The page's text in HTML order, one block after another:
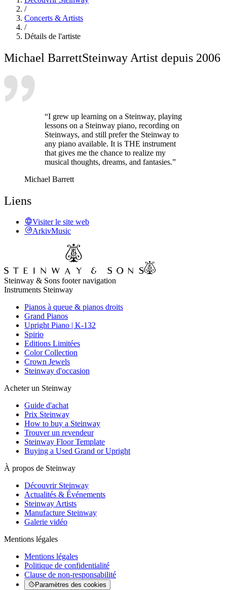
/
Concerts & Artists
/
Détails de l'artiste
Michael BarrettSteinway Artist depuis 2006
“I grew up learning on a Steinway, playing
lessons on a Steinway piano, recording on
Steinways, and still prefer the Steinway to
any piano available. It is THE instrument
that gives me the chance to realize my
musical thoughts, dreams, and fantasies.”
Michael Barrett
Liens
Visiter le site web
ArkivMusic
Steinway & Sons footer navigation
Instruments Steinway
Pianos à queue & pianos droits
Grand Pianos
Upright Piano | K-132
Spirio
Editions Limitées
Color Collection
Crown Jewels
Steinway d'occasion
Acheter un Steinway
Guide d'achat
Prix Steinway
How to buy a Steinway
Trouver un revendeur
Steinway Floor Template
Buying a Used Grand or Upright
À propos de Steinway
Découvrir Steinway
Actualités & Événements
Steinway Artists
Manufacture Steinway
Galerie vidéo
Mentions légales
Mentions légales
Politique de confidentialité
Clause de non-responsabilité
Paramètres des cookies